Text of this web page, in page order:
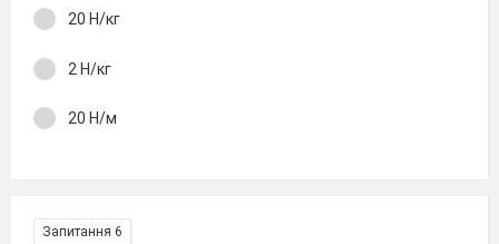
20 Н/кг
2 Н/кг
20 Н/м
Запитання 6